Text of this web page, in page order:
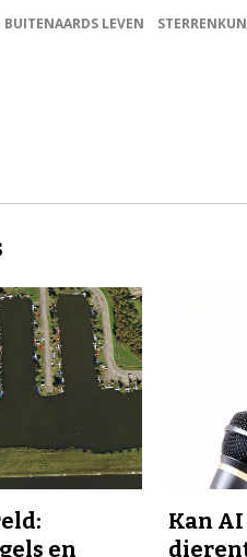
BUITENAARDS LEVEN
en
Kan